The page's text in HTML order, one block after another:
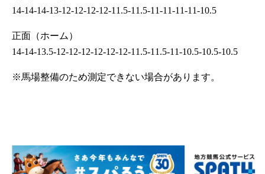
14-14-14-13-12-12-12-12-11.5-11.5-11-11-11-11-10.5
正面（ホーム）
14-14-13.5-12-12-12-12-12-12-11.5-11.5-11-10.5-10.5-10.5
※馬場整備のため測定できない場合があります。